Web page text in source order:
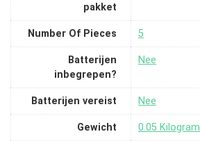
pakket
Number Of Pieces ‎5
Batterijen
inbegrepen?
‎Nee
Batterijen vereist ‎Nee
Gewicht ‎0.05 Kilogram